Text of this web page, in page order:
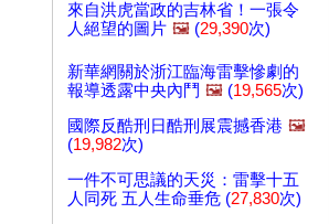
來自洪虎當政的吉林省！一張令
人絕望的圖片 🖼️ (29,390次)
新華網關於浙江臨海雷擊慘劇的
報導透露中央內鬥 🖼️ (19,565次)
國際反酷刑日酷刑展震撼香港 🖼️
(19,982次)
一件不可思議的天災：雷擊十五
人同死 五人生命垂危 (27,830次)